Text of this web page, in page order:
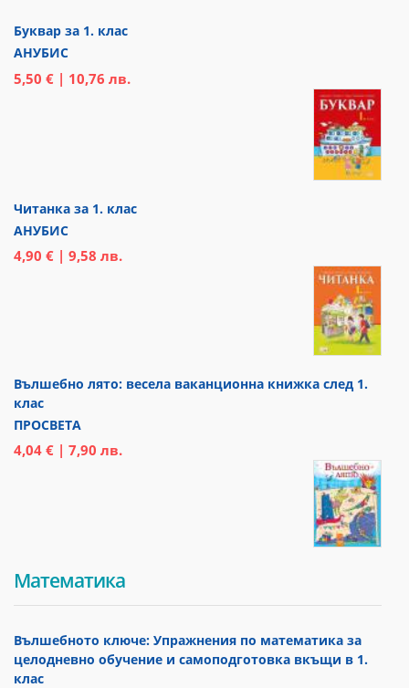
Буквар за 1. клас
АНУБИС
5,50 € | 10,76 лв.
Читанка за 1. клас
АНУБИС
4,90 € | 9,58 лв.
Вълшебно лято: весела ваканционна книжка след 1.
клас
ПРОСВЕТА
4,04 € | 7,90 лв.
Математика
Вълшебното ключе: Упражнения по математика за
целодневно обучение и самоподготовка вкъщи в 1.
клас